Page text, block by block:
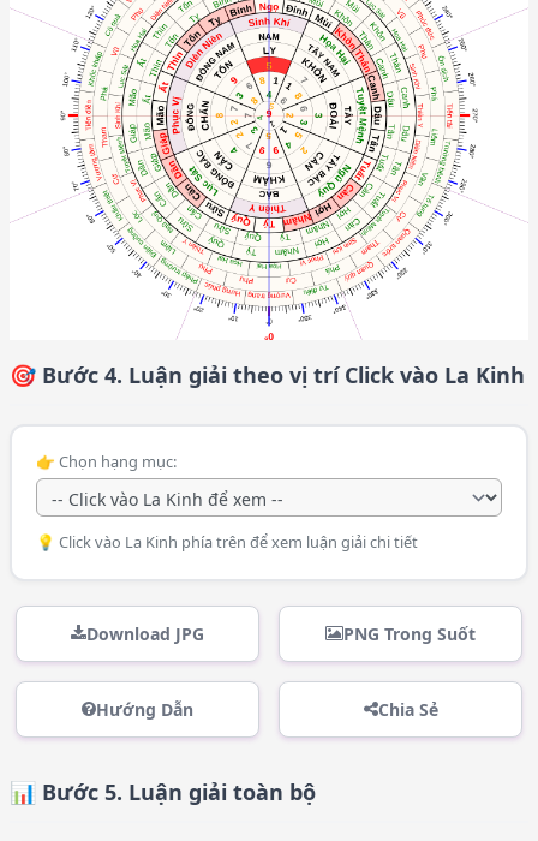
🎯 Bước 4. Luận giải theo vị trí Click vào La Kinh
👉 Chọn hạng mục:
💡 Click vào La Kinh phía trên để xem luận giải chi tiết
Download JPG PNG Trong Suốt
Hướng Dẫn Chia Sẻ
📊 Bước 5. Luận giải toàn bộ